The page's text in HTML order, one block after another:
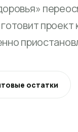
остатки